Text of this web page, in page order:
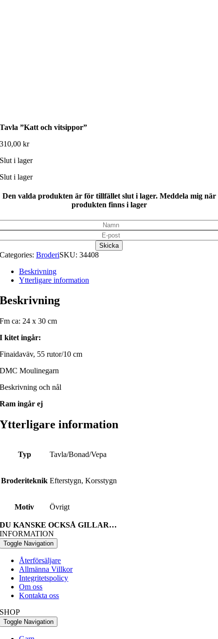
Tavla ”Katt och vitsippor”
310,00kr
Slut i lager
Slut i lager
Den valda produkten är för tillfället slut i lager. Meddela mig när
produkten finns i lager
Categories:BroderiSKU:34408
Beskrivning
Ytterligare information
Beskrivning
Fm ca: 24 x 30 cm
I kitet ingår:
Finaidaväv, 55 rutor/10 cm
DMC Moulinegarn
Beskrivning och nål
Ram ingår ej
Ytterligare information
Typ Tavla/Bonad/Vepa
Broderiteknik Efterstygn, Korsstygn
Motiv Övrigt
DU KANSKE OCKSÅ GILLAR…
INFORMATION
Toggle Navigation
Återförsäljare
Allmänna Villkor
Integritetspolicy
Om oss
Kontakta oss
SHOP
Toggle Navigation